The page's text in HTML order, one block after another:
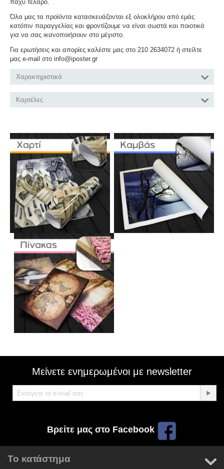
παχύ τελάρο.
Όλα μας τα προϊόντα κατασκευάζονται εξ ολοκλήρου από εμάς
κατόπιν παραγγελίας και φροντίζουμε να είναι σωστά και ποιοτικά
για να σας ικανοποιήσουν στο μέγιστο.
Για ερωτήσεις και απορίες καλέστε μας στο 210 2634072 ή στείλτε
μας e-mail στο info@iposter.gr
Χαρακτηριστικά
Καρτέλες
Μείνετε ενημερωμένοι με newsletter
Βρείτε μας στο Facebook
Το κατάστημα